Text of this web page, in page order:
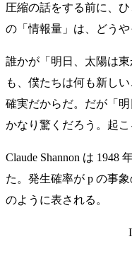
圧縮の話をする前に、
の「情報量」は、どう
誰かが「明日、太陽は
も、僕たちは何も新し
確実だからだ。だが「
かなり驚くだろう。起こ
Claude Shannon は 1948
た。発生確率が p の事象
のように表される。